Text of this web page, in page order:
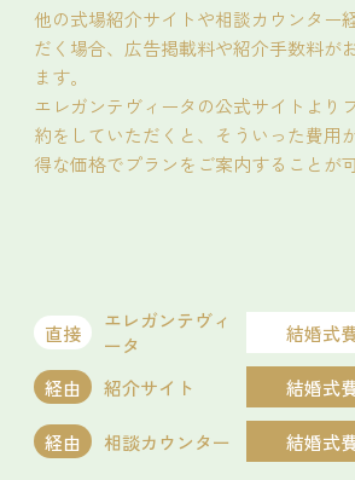
残りわずか
模擬挙式
試食会
会場コーディネート展示
婚礼アイテム
お得なご来館特典プレゼント
14:00 - 17:00
15:00 - 16:00
18:00 - 21:00
残席 ◯あり
詳細を見る
他の式場紹介サイトや相談カウンター
だく場合、広告掲載料や紹介手数料が
ます。
エレガンテヴィータの公式サイトより
約をしていただくと、そういった費用
得な価格でプランをご案内することが
直接
エレガンテヴィ
ータ
結婚式
経由 紹介サイト 結婚式
経由
相談カウンター 結婚式